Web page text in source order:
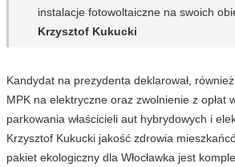
instalacje fotowoltaiczne na swoich
Krzysztof Kukucki
Kandydat na prezydenta deklarował,
MPK na elektryczne oraz zwolnienie z opłat
parkowania właścicieli aut hybrydowych i
Krzysztof Kukucki jakość zdrowia
pakiet ekologiczny dla Włocławka jest